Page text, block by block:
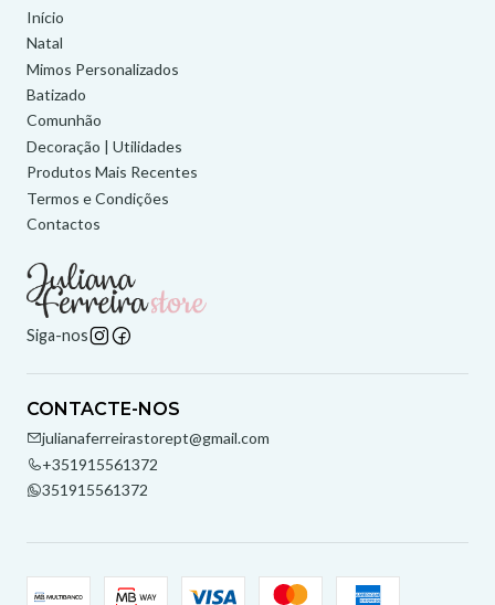
Início
Natal
Mimos Personalizados
Batizado
Comunhão
Decoração | Utilidades
Produtos Mais Recentes
Termos e Condições
Contactos
Siga-nos
CONTACTE-NOS
julianaferreirastorept@gmail.com
+351915561372
351915561372